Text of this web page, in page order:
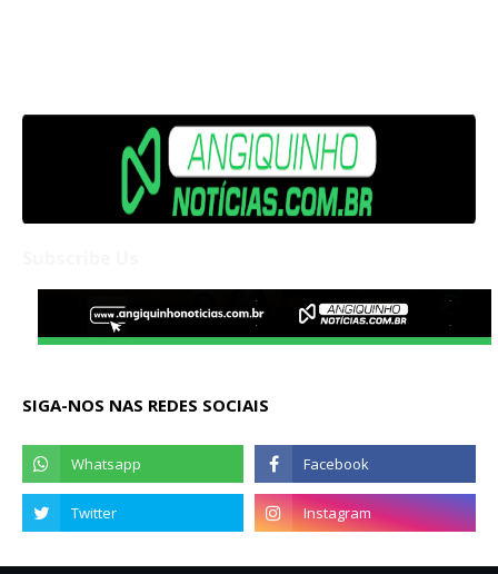
SIGA-NOS NAS REDES SOCIAIS